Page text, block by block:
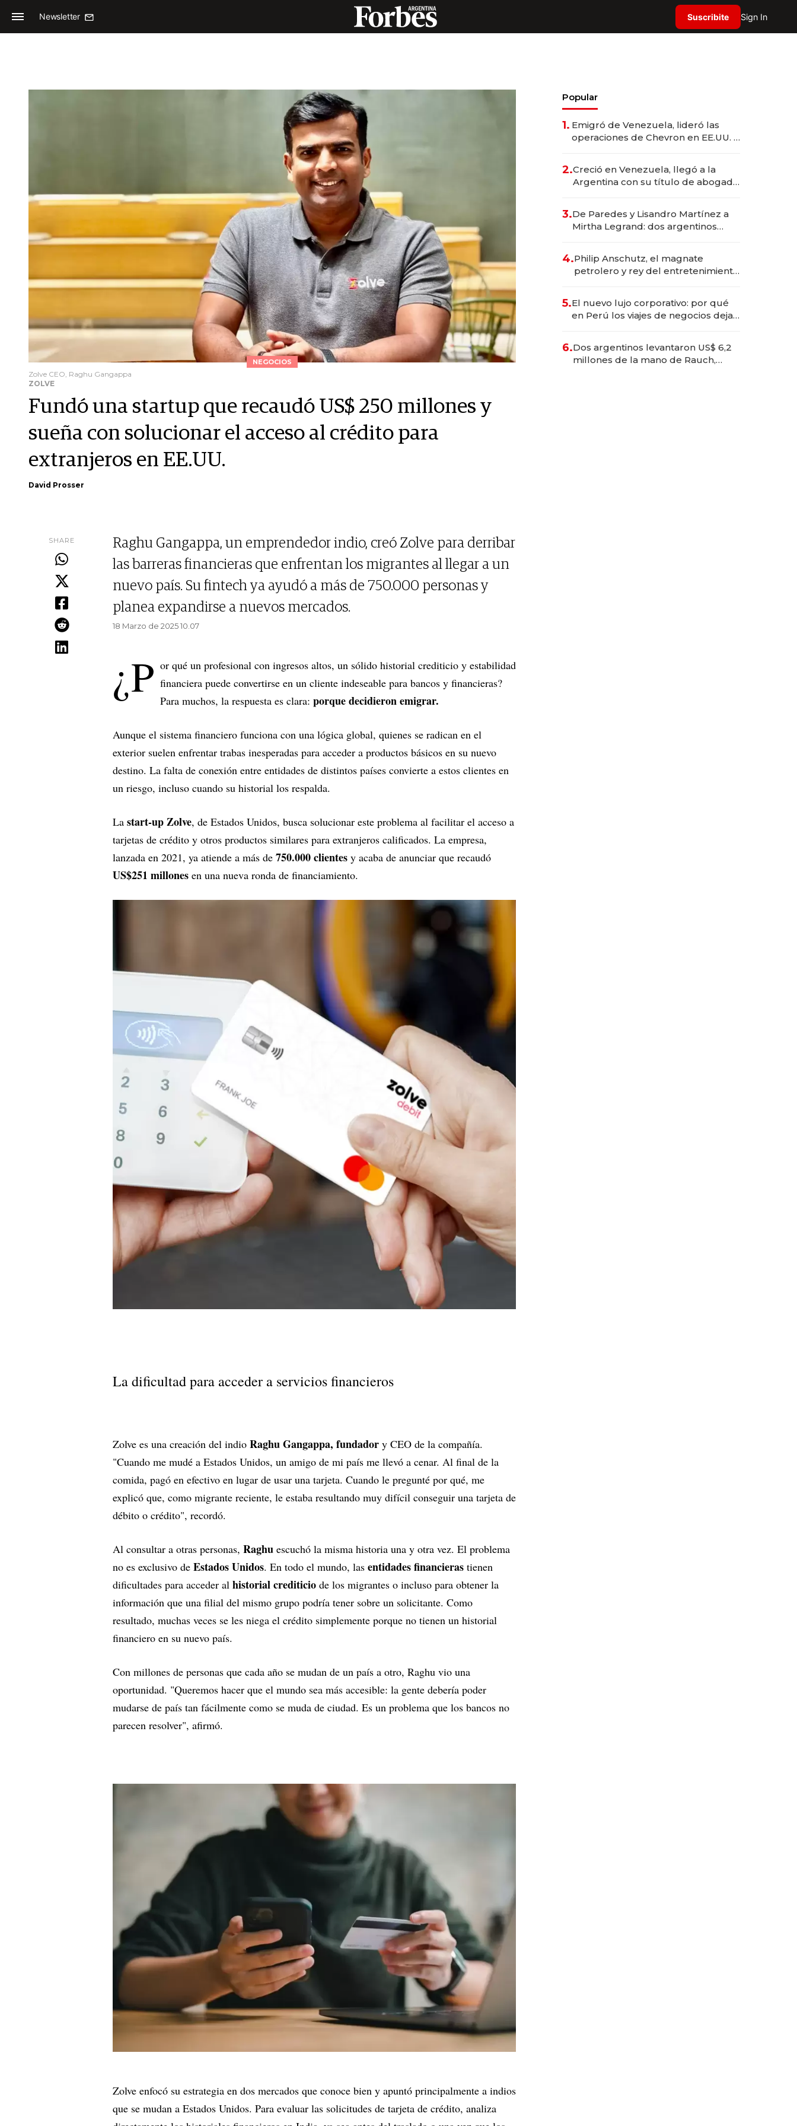
Newsletter Suscribite Sign In
NEGOCIOS
Zolve CEO, Raghu Gangappa
ZOLVE
Fundó una startup que recaudó US$ 250 millones y
sueña con solucionar el acceso al crédito para
extranjeros en EE.UU.
David Prosser
SHARE
Raghu Gangappa, un emprendedor indio, creó Zolve para derribar
las barreras financieras que enfrentan los migrantes al llegar a un
nuevo país. Su fintech ya ayudó a más de 750.000 personas y
planea expandirse a nuevos mercados.
18 Marzo de 2025 10.07
¿P or qué un profesional con ingresos altos, un sólido historial crediticio y estabilidad
financiera puede convertirse en un cliente indeseable para bancos y financieras?
Para muchos, la respuesta es clara: porque decidieron emigrar.
Aunque el sistema financiero funciona con una lógica global, quienes se radican en el
exterior suelen enfrentar trabas inesperadas para acceder a productos básicos en su nuevo
destino. La falta de conexión entre entidades de distintos países convierte a estos clientes en
un riesgo, incluso cuando su historial los respalda.
La start-up Zolve, de Estados Unidos, busca solucionar este problema al facilitar el acceso a
tarjetas de crédito y otros productos similares para extranjeros calificados. La empresa,
lanzada en 2021, ya atiende a más de 750.000 clientes y acaba de anunciar que recaudó
US$251 millones en una nueva ronda de financiamiento.
La dificultad para acceder a servicios financieros
Zolve es una creación del indio Raghu Gangappa, fundador y CEO de la compañía.
"Cuando me mudé a Estados Unidos, un amigo de mi país me llevó a cenar. Al final de la
comida, pagó en efectivo en lugar de usar una tarjeta. Cuando le pregunté por qué, me
explicó que, como migrante reciente, le estaba resultando muy difícil conseguir una tarjeta de
débito o crédito", recordó.
Al consultar a otras personas, Raghu escuchó la misma historia una y otra vez. El problema
no es exclusivo de Estados Unidos. En todo el mundo, las entidades financieras tienen
dificultades para acceder al historial crediticio de los migrantes o incluso para obtener la
información que una filial del mismo grupo podría tener sobre un solicitante. Como
resultado, muchas veces se les niega el crédito simplemente porque no tienen un historial
financiero en su nuevo país.
Con millones de personas que cada año se mudan de un país a otro, Raghu vio una
oportunidad. "Queremos hacer que el mundo sea más accesible: la gente debería poder
mudarse de país tan fácilmente como se muda de ciudad. Es un problema que los bancos no
parecen resolver", afirmó.
Zolve enfocó su estrategia en dos mercados que conoce bien y apuntó principalmente a indios
que se mudan a Estados Unidos. Para evaluar las solicitudes de tarjeta de crédito, analiza
Popular
1. Emigró de Venezuela, lideró las
operaciones de Chevron en EE.UU. y
2.Creció en Venezuela, llegó a la
Argentina con su título de abogado
marcas "fast premium"
3.De Paredes y Lisandro Martínez a
Mirtha Legrand: dos argentinos
4.Philip Anschutz, el magnate
petrolero y rey del entretenimiento
5.El nuevo lujo corporativo: por qué
en Perú los viajes de negocios dejan
en experiencias transformadoras
6.Dos argentinos levantaron US$ 6,2
millones de la mano de Rauch,